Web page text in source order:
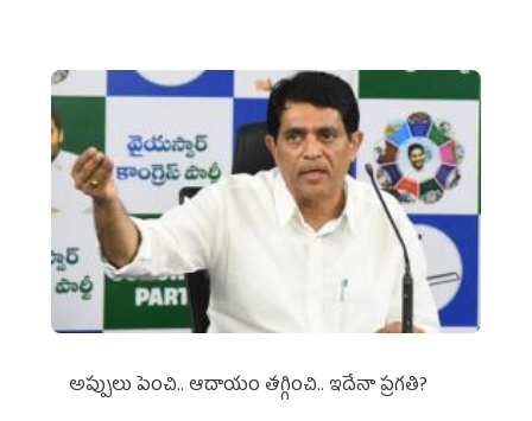
అప్పులు పెంచి.. ఆదాయం తగ్గించి.. ఇదేనా ప్రగతి?